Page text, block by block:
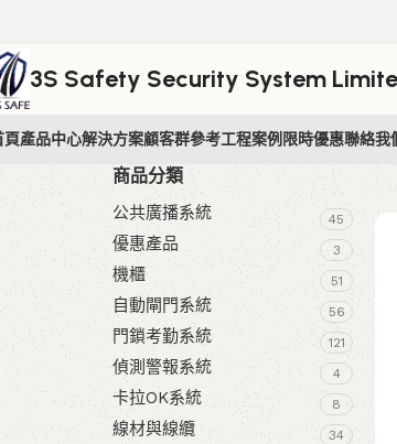
3S Safety Security System
頁產品中心解決方案顧客群參考工程案例 限時優惠聯絡我
商品分類
公共廣播系統 45
優惠產品 3
機櫃 51
自動閘門系統 56
門鎖考勤系統 121
偵測警報系統 4
卡拉OK系統 8
線材與線纜 34